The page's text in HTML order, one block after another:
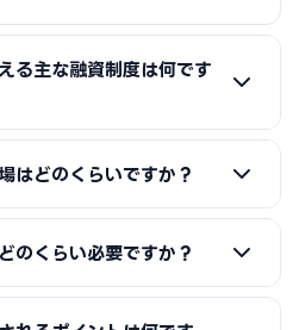
る主な融資制度は何です
規開業資金」、信用保証協会の
中心です。実績の浅い創業期で
利用できる制度が複数ありま
はどのくらいですか？
〜数万円）＋成功報酬（融資実
度で異なるため、契約前に見積
のくらい必要ですか？
緩和傾向にありますが、実務で